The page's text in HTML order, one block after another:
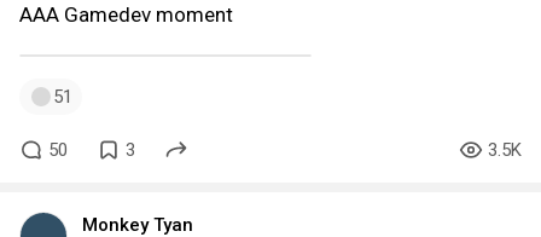
AAA Gamedev moment
51
50 3 3.5K
Monkey Tyan